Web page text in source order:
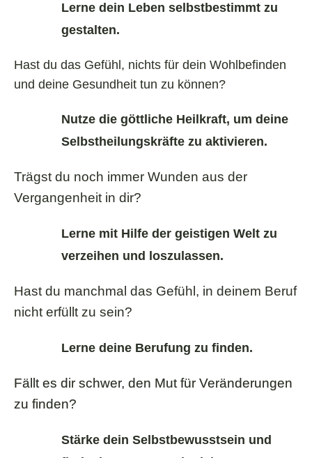
Lerne dein Leben selbstbestimmt zu
gestalten.
Hast du das Gefühl, nichts für dein Wohlbefinden
und deine Gesundheit tun zu können?
Nutze die göttliche Heilkraft, um deine
Selbstheilungskräfte zu aktivieren.
Trägst du noch immer Wunden aus der
Vergangenheit in dir?
Lerne mit Hilfe der geistigen Welt zu
verzeihen und loszulassen.
Hast du manchmal das Gefühl, in deinem Beruf
nicht erfüllt zu sein?
Lerne deine Berufung zu finden.
Fällt es dir schwer, den Mut für Veränderungen
zu finden?
Stärke dein Selbstbewusstsein und